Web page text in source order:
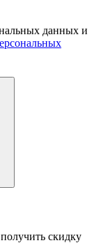
данных и
скидку